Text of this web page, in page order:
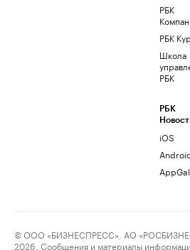
РБК
РБК
Школа
РБК
РБК
iOS
© ООО «БИЗНЕСПРЕСС», АО
2026. Сообщения и материалы